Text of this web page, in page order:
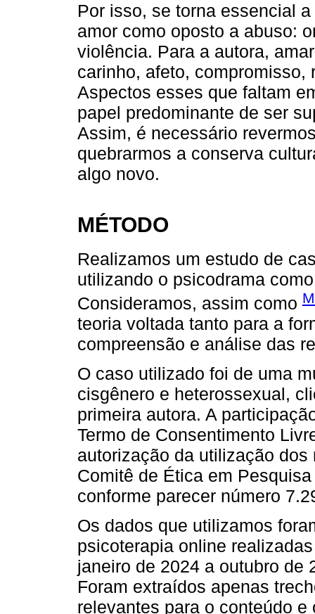
Por isso, se torna essencial
amor como oposto a abuso:
violência. Para a autora,
carinho, afeto,
Aspectos esses que faltam
papel predominante de ser
Assim, é necessário
quebrarmos a conserva
algo novo.
MÉTODO
Realizamos um estudo de
utilizando o psicodrama
Consideramos, assim como
teoria voltada tanto para a
compreensão e análise das
O caso utilizado foi de uma
cisgênero e heterossexual,
primeira autora. A
Termo de Consentimento
autorização da utilização
Comitê de Ética em
conforme parecer número
Os dados que utilizamos
psicoterapia online
janeiro de 2024 a outubro de
Foram extraídos apenas
relevantes para o conteúdo